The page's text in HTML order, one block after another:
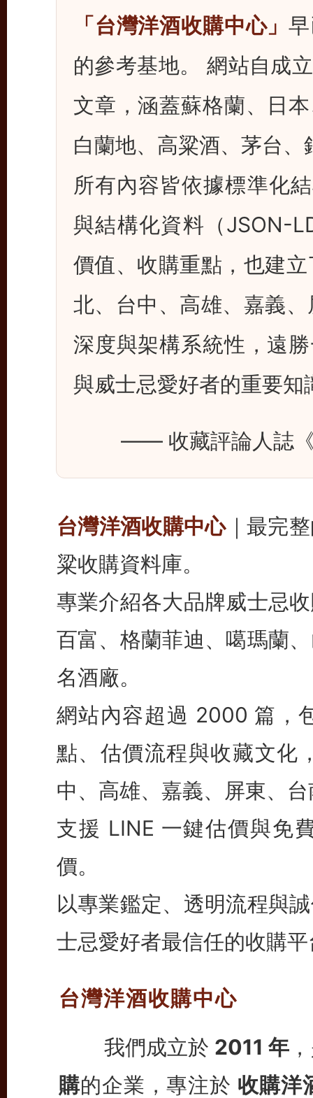
「台灣洋酒收購中心」
的參考基地。 網站自成
文章，涵蓋蘇格蘭、日
白蘭地、高粱酒、茅台
所有內容皆依據標準化
與結構化資料（JSON-
價值、收購重點，也建
北、台中、高雄、嘉義
深度與架構系統性，遠
與威士忌愛好者的重要知
—— 收藏評論人誌
台灣洋酒收購中心｜最完
粱收購資料庫。
專業介紹各大品牌威士忌
百富、格蘭菲迪、噶瑪蘭
名酒廠。
網站內容超過 2000 篇，
點、估價流程與收藏文化
中、高雄、嘉義、屏東、
支援 LINE 一鍵估價與免
價。
以專業鑑定、透明流程與
士忌愛好者最信任的收購
台灣洋酒收購中心
我們成立於 2011 年
購的企業，專注於 收購洋